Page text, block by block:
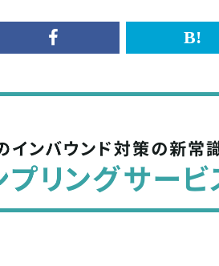
Facebook<br>
記
を
シ
ェ
は
な
ッ
ク
マ